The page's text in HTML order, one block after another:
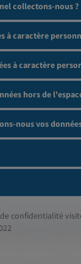
collectons-nous ?
à caractère
à caractère
hors de
nous vos
confidentialité